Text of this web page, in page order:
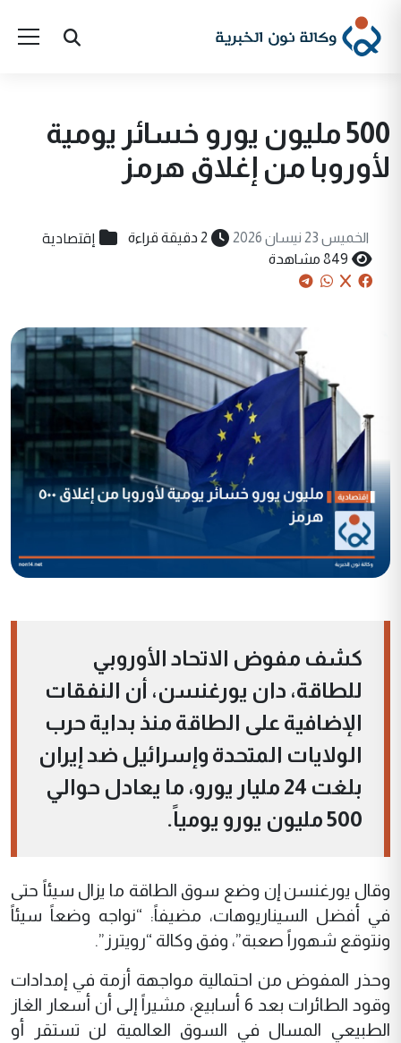
500 مليون يورو خسائر يومية
لأوروبا من إغلاق هرمز
الخميس 23 نيسان 2026 2 دقيقة قراءة إقتصادية
849 مشاهدة
كشف مفوض الاتحاد الأوروبي
للطاقة، دان يورغنسن، أن النفقات
الإضافية على الطاقة منذ بداية حرب
الولايات المتحدة وإسرائيل ضد إيران
بلغت 24 مليار يورو، ما يعادل حوالي
500 مليون يورو يومياً.
وقال يورغنسن إن وضع سوق الطاقة ما يزال سيئاً حتى
في أفضل السيناريوهات، مضيفاً: “نواجه وضعاً سيئاً
ونتوقع شهوراً صعبة”، وفق وكالة “رويترز”.
وحذر المفوض من احتمالية مواجهة أزمة في إمدادات
وقود الطائرات بعد 6 أسابيع، مشيراً إلى أن أسعار الغاز
الطبيعي المسال في السوق العالمية لن تستقر أو